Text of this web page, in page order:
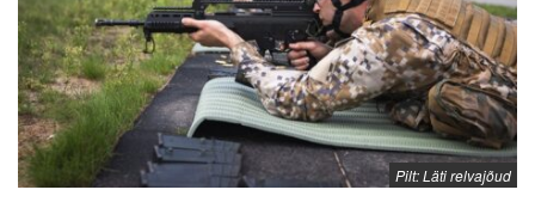
Pilt: Läti relvajõud